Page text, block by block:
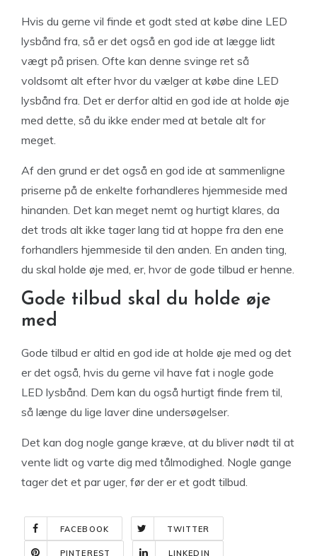
Hvis du gerne vil finde et godt sted at købe dine LED
lysbånd fra, så er det også en god ide at lægge lidt
vægt på prisen. Ofte kan denne svinge ret så
voldsomt alt efter hvor du vælger at købe dine LED
lysbånd fra. Det er derfor altid en god ide at holde øje
med dette, så du ikke ender med at betale alt for
meget.
Af den grund er det også en god ide at sammenligne
priserne på de enkelte forhandleres hjemmeside med
hinanden. Det kan meget nemt og hurtigt klares, da
det trods alt ikke tager lang tid at hoppe fra den ene
forhandlers hjemmeside til den anden. En anden ting,
du skal holde øje med, er, hvor de gode tilbud er henne.
Gode tilbud skal du holde øje
med
Gode tilbud er altid en god ide at holde øje med og det
er det også, hvis du gerne vil have fat i nogle gode
LED lysbånd. Dem kan du også hurtigt finde frem til,
så længe du lige laver dine undersøgelser.
Det kan dog nogle gange kræve, at du bliver nødt til at
vente lidt og varte dig med tålmodighed. Nogle gange
tager det et par uger, før der er et godt tilbud.
FACEBOOK TWITTER
PINTEREST LINKEDIN